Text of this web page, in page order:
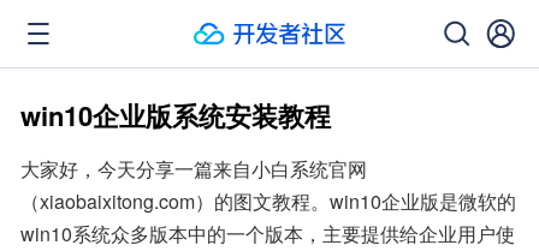
win10企业版系统安装教程
大家好，今天分享一篇来自小白系统官网
（xiaobaixitong.com）的图文教程。win10企业版是微软的
win10系统众多版本中的一个版本，主要提供给企业用户使